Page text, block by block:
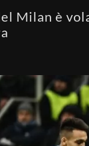
Milan è